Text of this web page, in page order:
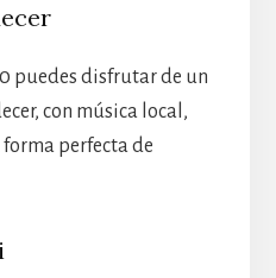
puedes disfrutar de un
con música local,
perfecta de